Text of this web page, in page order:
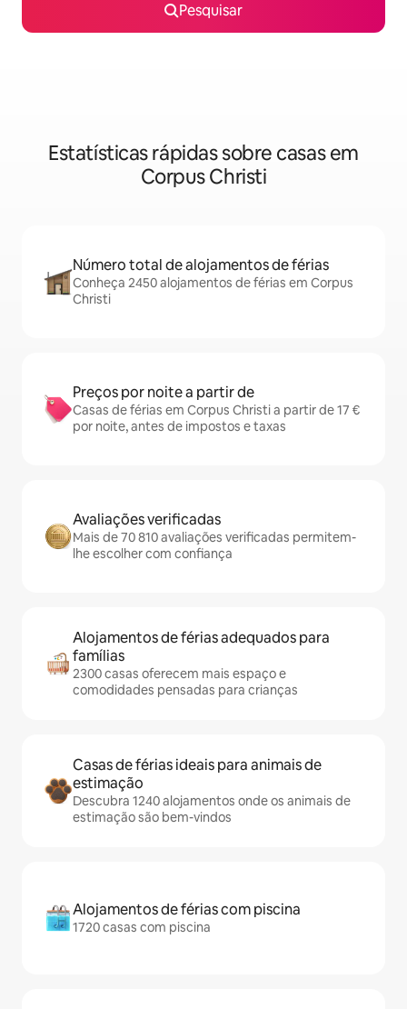
Pesquisar
Estatísticas rápidas sobre casas em
Corpus Christi
Número total de alojamentos de férias
Conheça 2450 alojamentos de férias em Corpus
Christi
Preços por noite a partir de
Casas de férias em Corpus Christi a partir de 17 €
por noite, antes de impostos e taxas
Avaliações verificadas
Mais de 70 810 avaliações verificadas permitem-
lhe escolher com confiança
Alojamentos de férias adequados para
famílias
2300 casas oferecem mais espaço e
comodidades pensadas para crianças
Casas de férias ideais para animais de
estimação
Descubra 1240 alojamentos onde os animais de
estimação são bem-vindos
Alojamentos de férias com piscina
1720 casas com piscina